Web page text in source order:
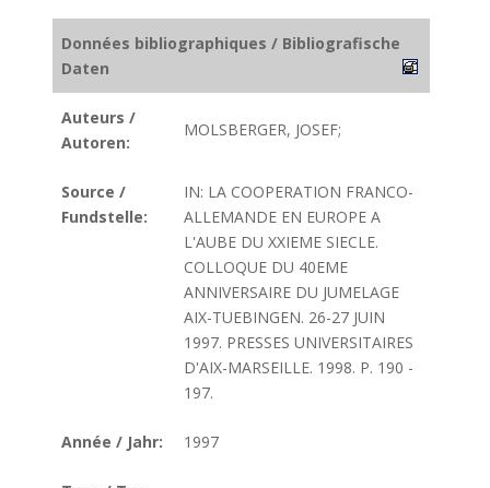
Données bibliographiques / Bibliografische
Daten
Auteurs /
Autoren:
MOLSBERGER, JOSEF;
Source /
Fundstelle:
IN: LA COOPERATION FRANCO-
ALLEMANDE EN EUROPE A
L'AUBE DU XXIEME SIECLE.
COLLOQUE DU 40EME
ANNIVERSAIRE DU JUMELAGE
AIX-TUEBINGEN. 26-27 JUIN
1997. PRESSES UNIVERSITAIRES
D'AIX-MARSEILLE. 1998. P. 190 -
197.
Année / Jahr: 1997